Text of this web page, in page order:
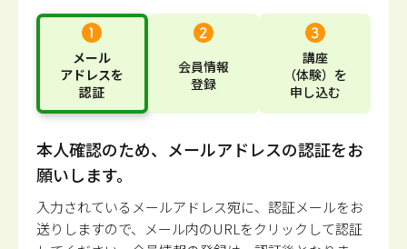
メール
アドレスを
認証
会員情報
登録
講座
（体験） を
申し込む
本人確認のため、メールアドレスの認証をお
願いします。
入力されているメールアドレス宛に、認証メールをお
送りしますので、メール内のURLをクリックして認証